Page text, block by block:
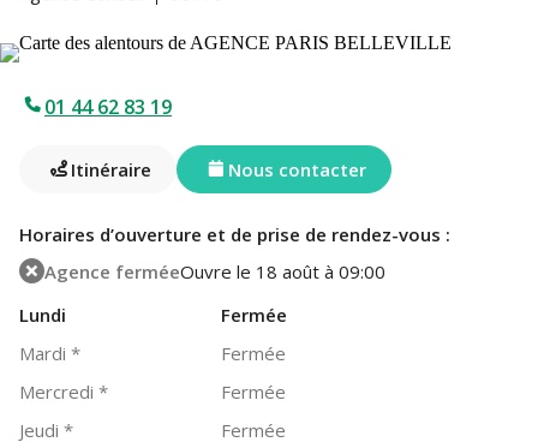
01 44 62 83 19
Itinéraire Nous contacter
Horaires d’ouverture et de prise de rendez-vous :
Agence ferméeOuvre le 18 août à 09:00
Lundi
Fermée
Mardi *
Fermée
Mercredi *
Fermée
Jeudi *
Fermée